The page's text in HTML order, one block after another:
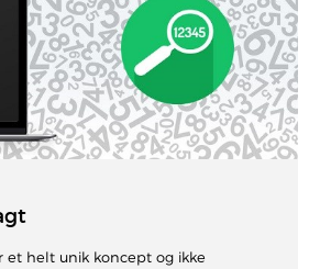
et helt unik koncept og ikke